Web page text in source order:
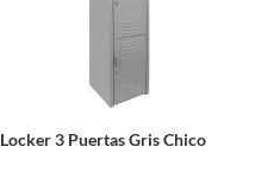
Locker 3 Puertas Gris Chico